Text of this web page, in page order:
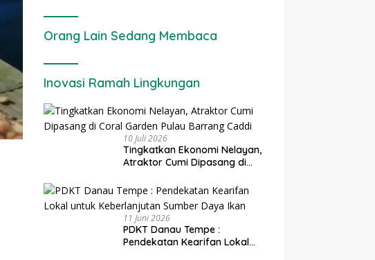
Orang Lain Sedang Membaca
Inovasi Ramah Lingkungan
10 Juli 2026
Tingkatkan Ekonomi Nelayan,
Atraktor Cumi Dipasang di
Caddi
11 Juni 2026
PDKT Danau Tempe :
Pendekatan Kearifan Lokal